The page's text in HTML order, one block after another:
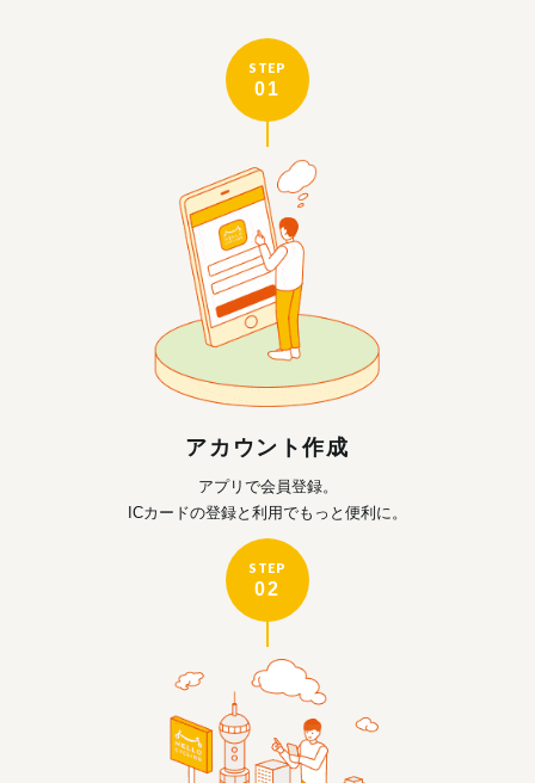
STEP
01
アカウント作成
アプリで会員登録。
ICカードの登録と利用でもっと便利に。
STEP
02